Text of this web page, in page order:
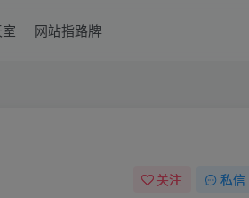
网站指路牌
关注 私信